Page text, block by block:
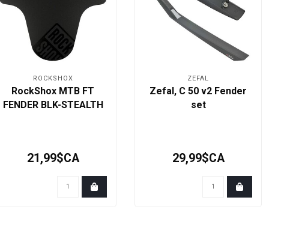
ROCKSHOX
RockShox MTB FT
FENDER BLK-STEALTH
21,99$CA
ZEFAL
Zefal, C 50 v2 Fender
set
29,99$CA